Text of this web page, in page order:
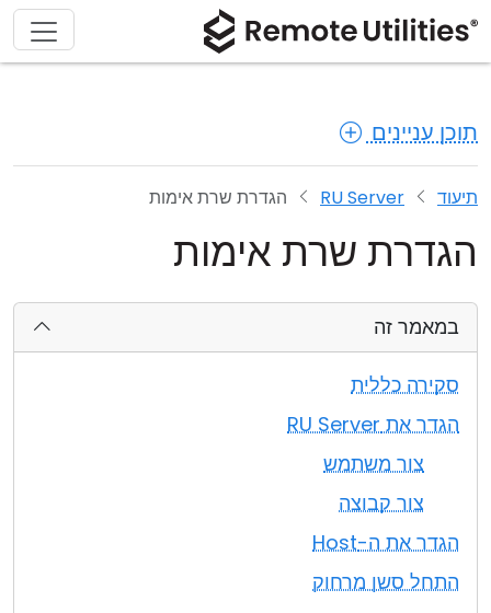
תוכן עניינים
תיעוד RU Server הגדרת שרת אימות
הגדרת שרת אימות
במאמר זה
סקירה כללית
הגדר את RU Server
צור משתמש
צור קבוצה
הגדר את ה-Host
התחל סשן מרחוק